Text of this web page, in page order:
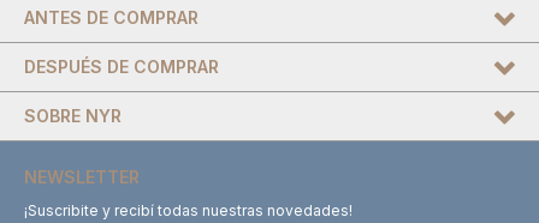
DESPUÉS DE COMPRAR
SOBRE NYR
ANTES DE COMPRAR
NEWSLETTER
¡Suscribite y recibí todas nuestras novedades!